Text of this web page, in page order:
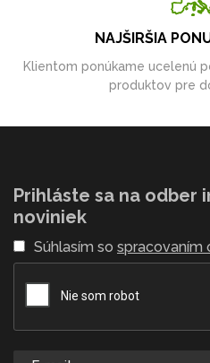
NAJŠIRŠIA
Klientom ponúkame ucelenú
produktov pre
Prihláste sa na odber
noviniek
Súhlasím so spracovaním